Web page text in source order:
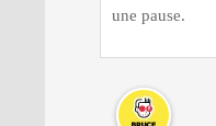
une pause.